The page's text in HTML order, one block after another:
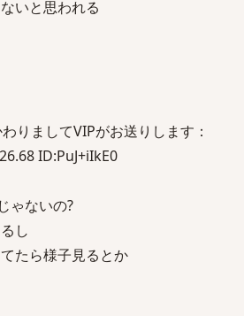
いと思われる
りましてVIPがお送りします：
ID:PuJ+iIkE0
ゃないの?
し
たら様子見るとか